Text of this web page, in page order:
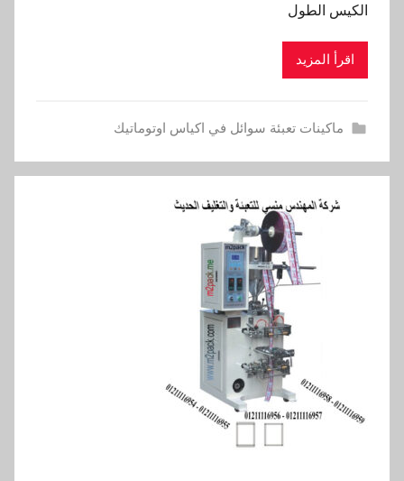
الكيس الطول
اقرأ المزيد
ماكينات تعبئة سوائل في اكياس اوتوماتيك